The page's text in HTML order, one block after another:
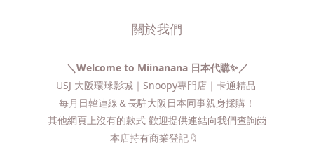
關於我們
＼Welcome to Miinanana 日本代購✨／
USJ 大阪環球影城｜Snoopy專門店｜卡通精品
每月日韓連線＆長駐大阪日本同事親身採購！
其他網頁上沒有的款式 歡迎提供連結向我們查詢📨​
本店持有商業登記🔖